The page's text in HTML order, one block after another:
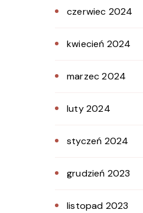
czerwiec 2024
kwiecień 2024
marzec 2024
luty 2024
styczeń 2024
grudzień 2023
listopad 2023